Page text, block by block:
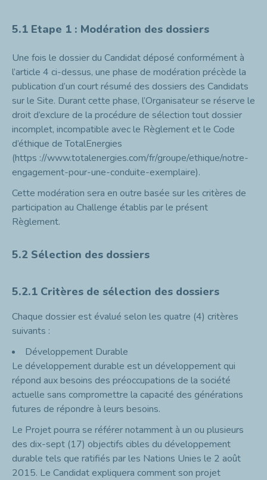
5.1 Etape 1 : Modération des dossiers
Une fois le dossier du Candidat déposé conformément à
l’article 4 ci-dessus, une phase de modération précède la
publication d’un court résumé des dossiers des Candidats
sur le Site. Durant cette phase, l’Organisateur se réserve le
droit d’exclure de la procédure de sélection tout dossier
incomplet, incompatible avec le Règlement et le Code
d’éthique de TotalEnergies
(https ://www.totalenergies.com/fr/groupe/ethique/notre-
engagement-pour-une-conduite-exemplaire).
Cette modération sera en outre basée sur les critères de
participation au Challenge établis par le présent
Règlement.
5.2 Sélection des dossiers
5.2.1 Critères de sélection des dossiers
Chaque dossier est évalué selon les quatre (4) critères
suivants :
Développement Durable
Le développement durable est un développement qui
répond aux besoins des préoccupations de la société
actuelle sans compromettre la capacité des générations
futures de répondre à leurs besoins.
Le Projet pourra se référer notamment à un ou plusieurs
des dix-sept (17) objectifs cibles du développement
durable tels que ratifiés par les Nations Unies le 2 août
2015. Le Candidat expliquera comment son projet